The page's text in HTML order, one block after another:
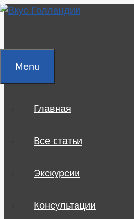
Skip
Menu
Главная
Все статьи
Экскурсии
Консультации